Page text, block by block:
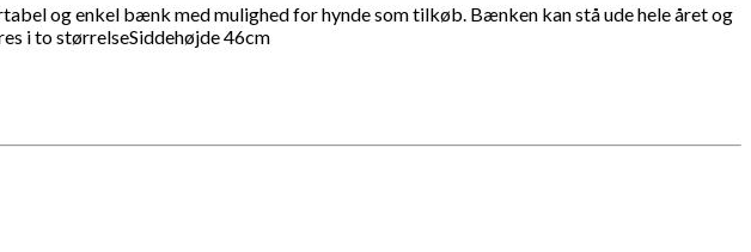
og enkel bænk med mulighed for hynde som tilkøb. Bænken kan stå ude hele året og
i to størrelseSiddehøjde 46cm